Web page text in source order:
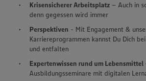
Krisensicherer Arbeitsplatz – Auch in
denn gegessen wird immer
Perspektiven - Mit Engagement &
Karriereprogrammen kannst Du Dich
und entfalten
Expertenwissen rund um Lebensmittel
Ausbildungsseminare mit digitalen